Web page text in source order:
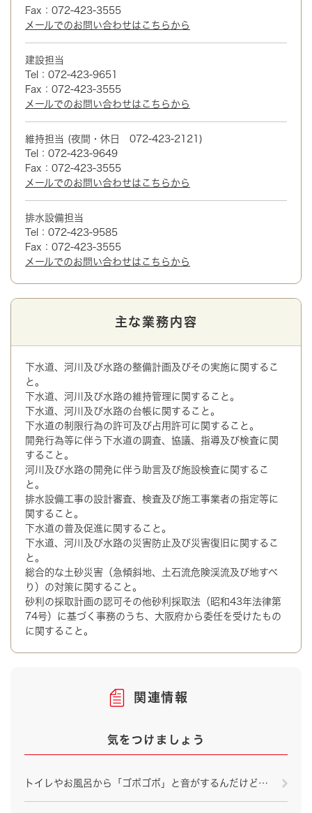
Fax：072-423-3555
メールでのお問い合わせはこちらから
建設担当
Tel：072-423-9651
Fax：072-423-3555
メールでのお問い合わせはこちらから
維持担当 (夜間・休日 072-423-2121)
Tel：072-423-9649
Fax：072-423-3555
メールでのお問い合わせはこちらから
排水設備担当
Tel：072-423-9585
Fax：072-423-3555
メールでのお問い合わせはこちらから
主な業務内容
下水道、河川及び水路の整備計画及びその実施に関するこ
と。
下水道、河川及び水路の維持管理に関すること。
下水道、河川及び水路の台帳に関すること。
下水道の制限行為の許可及び占用許可に関すること。
開発行為等に伴う下水道の調査、協議、指導及び検査に関
すること。
河川及び水路の開発に伴う助言及び施設検査に関するこ
と。
排水設備工事の設計審査、検査及び施工事業者の指定等に
関すること。
下水道の普及促進に関すること。
下水道、河川及び水路の災害防止及び災害復旧に関するこ
と。
総合的な土砂災害（急傾斜地、土石流危険渓流及び地すべ
り）の対策に関すること。
砂利の採取計画の認可その他砂利採取法（昭和43年法律第
74号）に基づく事務のうち、大阪府から委任を受けたもの
に関すること。
関連情報
気をつけましょう
トイレやお風呂から「ゴボゴボ」と音がするんだけど…